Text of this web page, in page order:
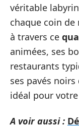
véritable
chaque coin de
à travers ce
animées, ses
restaurants
ses pavés
idéal pour
A voir aussi :